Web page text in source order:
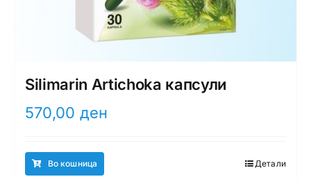
Silimarin Artichoka капсули
570,00 ден
Во кошница Детали